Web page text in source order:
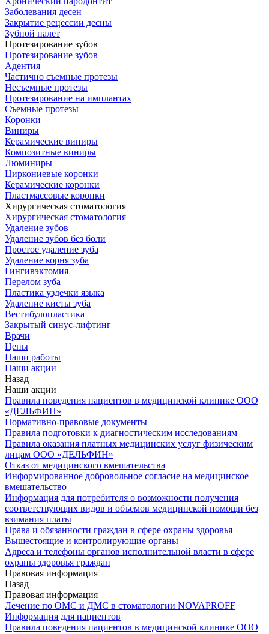
Заболевания десен
Закрытие рецессии десны
Зубной налет
Протезирование зубов
Протезирование зубов
Адентия
Частично съемные протезы
Несъемные протезы
Протезирование на имплантах
Съемные протезы
Коронки
Виниры
Керамические виниры
Композитные виниры
Люминиры
Циркониевые коронки
Керамические коронки
Пластмассовые коронки
Хирургическая стоматология
Хирургическая стоматология
Удаление зубов
Удаление зубов без боли
Простое удаление зуба
Удаление корня зуба
Гингивэктомия
Перелом зуба
Пластика уздечки языка
Удаление кисты зуба
Вестибулопластика
Закрытый синус-лифтинг
Врачи
Цены
Наши работы
Наши акции
Назад
Наши акции
Правила поведения пациентов в медицинской клинике ООО
«ДЕЛЬФИН»
Нормативно-правовые документы
Правила подготовки к диагностическим исследованиям
Правила оказания платных медицинских услуг физическим
лицам ООО «ДЕЛЬФИН»
Отказ от медицинского вмешательства
Информированное добровольное согласие на медицинское
вмешательство
Информация для потребителя о возможности получения
соответствующих видов и объемов медицинской помощи без
взимания платы
Права и обязанности граждан в сфере охраны здоровья
Вышестоящие и контролирующие органы
Адреса и телефоны органов исполнительной власти в сфере
охраны здоровья граждан
Правовая информация
Назад
Правовая информация
Лечение по ОМС и ДМС в стоматологии NOVAPROFF
Информация для пациентов
Правила поведения пациентов в медицинской клинике ООО